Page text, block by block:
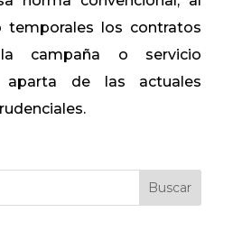
temporales los contratos
campaña o servicio
aparta de las actuales
Buscar